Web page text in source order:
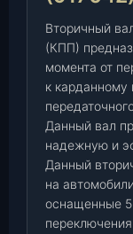
ь
С
о
б
о
л
ь
В
о
Вторичный
(КПП)
момента от
к карданному
Данный вал
надежную и
Данный
на
оснащенные